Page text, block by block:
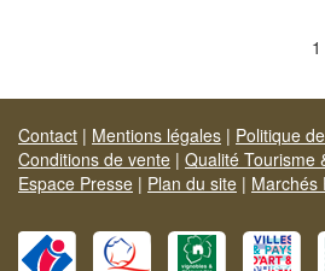
Contact | Mentions légales | Politique
Conditions de vente | Qualité Tourisme
Espace Presse | Plan du site | Marchés